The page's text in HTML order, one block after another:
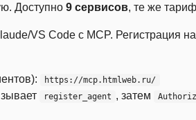
Доступно 9 сервисов, те же
VS Code с MCP. Регистрация
https://mcp.htmlweb.ru/
register_agent , затем